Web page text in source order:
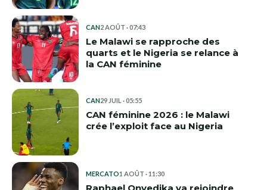
CAN2 AOÛT · 07:43
Le Malawi se rapproche des
quarts et le Nigeria se relance à
la CAN féminine
CAN29 JUIL · 05:55
CAN féminine 2026 : le Malawi
crée l’exploit face au Nigeria
MERCATO1 AOÛT · 11:30